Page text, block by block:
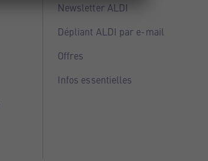
Newsletter ALDI
Dépliant ALDI par e-mail
Offres
Infos essentielles